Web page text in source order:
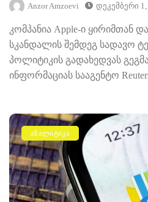
Anzor Amzoevi Დეკემბერი 1,
კომპანია Apple-ი ყირიმთან
სკანდალის შემდეგ სადავო
პოლიტიკის გადახედვას
ინფორმაციას სააგენტო
ᲐᲜᲐᲚᲘᲢᲘᲙᲐ